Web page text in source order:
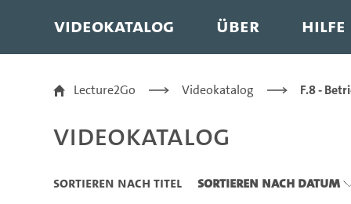
Videokatalog Über Hilfe
Videokatalog
Lecture2Go Videokatalog F.8 -
Videokatalog
Sortieren nach Titel Sortieren nach Datum